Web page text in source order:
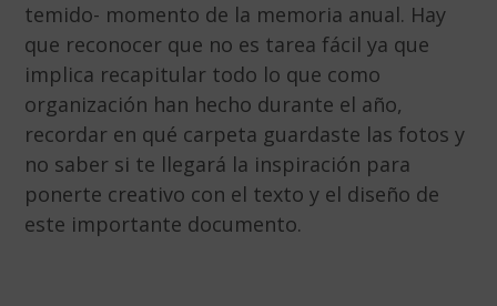
temido- momento de la memoria anual. Hay
que reconocer que no es tarea fácil ya que
implica recapitular todo lo que como
organización han hecho durante el año,
recordar en qué carpeta guardaste las fotos y
no saber si te llegará la inspiración para
ponerte creativo con el texto y el diseño de
este importante documento.